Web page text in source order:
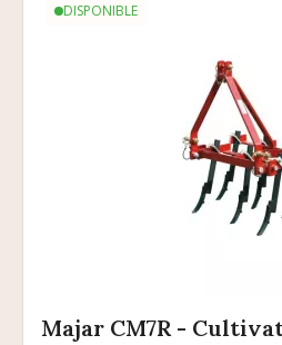
DISPONIBLE
Majar CM7R -